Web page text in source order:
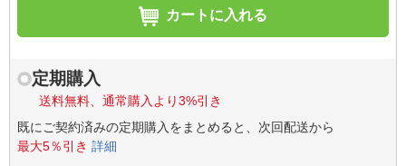
カートに入れる
定期購入
送料無料、通常購入より3%引き
既にご契約済みの定期購入をまとめると、次回配送から
最大5％引き 詳細